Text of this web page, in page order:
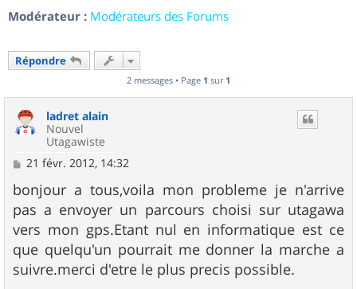
Modérateur : Modérateurs des Forums
Répondre
2 messages • Page 1 sur 1
ladret alain
Nouvel
Utagawiste
M
s
s
a
g
e
21 févr. 2012, 14:32
bonjour a tous,voila mon probleme je n'arrive
pas a envoyer un parcours choisi sur utagawa
vers mon gps.Etant nul en informatique est ce
que quelqu'un pourrait me donner la marche a
suivre.merci d'etre le plus precis possible.